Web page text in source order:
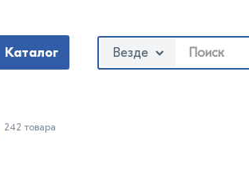
Каталог Везде
242 товара